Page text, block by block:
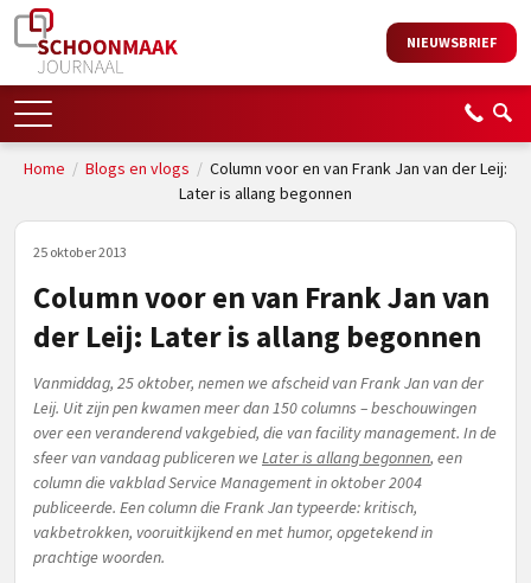
NIEUWSBRIEF
Home / Blogs en vlogs / Column voor en van Frank Jan van der Leij:
Later is allang begonnen
25 oktober 2013
Column voor en van Frank Jan van
der Leij: Later is allang begonnen
Vanmiddag, 25 oktober, nemen we afscheid van Frank Jan van der
Leij. Uit zijn pen kwamen meer dan 150 columns – beschouwingen
over een veranderend vakgebied, die van facility management. In de
sfeer van vandaag publiceren weLater is allang begonnen, een
column die vakblad Service Management in oktober 2004
publiceerde. Een column die Frank Jan typeerde: kritisch,
vakbetrokken, vooruitkijkend en met humor, opgetekend in
prachtige woorden.